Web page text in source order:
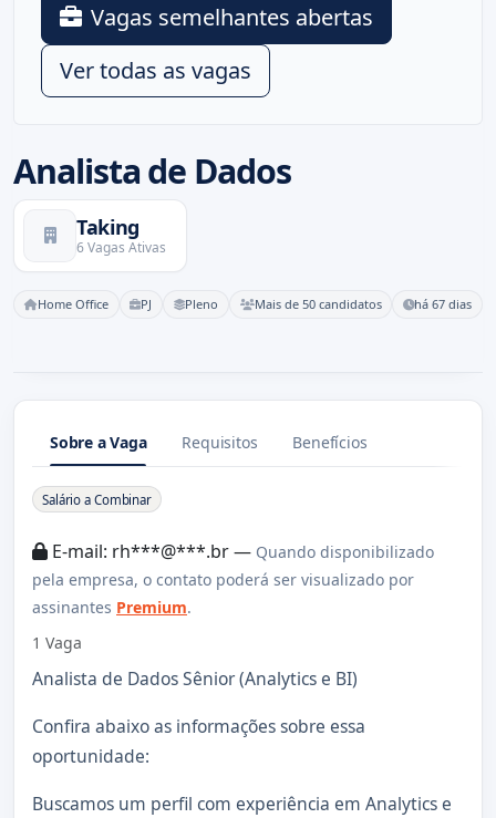
Analista de Dados
Taking
6 Vagas Ativas
Home Office PJ Pleno Mais de 50 candidatos há 67 dias
Vagas semelhantes abertas
Ver todas as vagas
Sobre a Vaga Requisitos Benefícios
Sobre a Vaga
Salário a Combinar
E-mail: rh***@***.br — Quando disponibilizado
pela empresa, o contato poderá ser visualizado por
assinantes Premium.
1 Vaga
Analista de Dados Sênior (Analytics e BI)
Confira abaixo as informações sobre essa
oportunidade:
Buscamos um perfil com experiência em Analytics e